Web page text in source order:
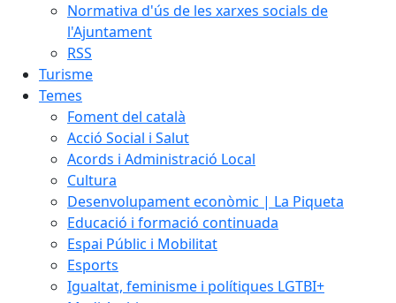
Normativa d'ús de les xarxes socials de
l'Ajuntament
RSS
Turisme
Temes
Foment del català
Acció Social i Salut
Acords i Administració Local
Cultura
Desenvolupament econòmic | La Piqueta
Educació i formació continuada
Espai Públic i Mobilitat
Esports
Igualtat, feminisme i polítiques LGTBI+